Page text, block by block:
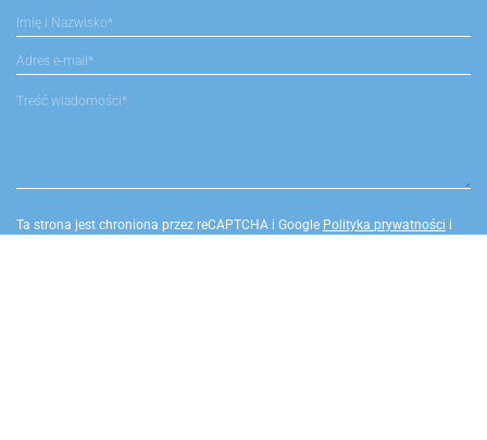
Ta strona jest chroniona przez reCAPTCHA i Google Polityka prywatności i